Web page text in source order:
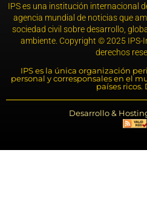
IPS es una institución internacional
agencia mundial de noticias que
sociedad civil sobre desarrollo,
ambiente. Copyright © 2025 IPS-
derechos
IPS es la única organización
personal y corresponsales en el
países ricos.
Desarrollo &